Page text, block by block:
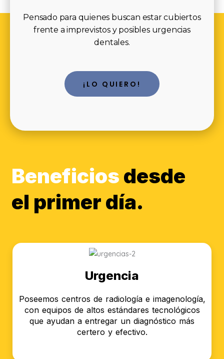
Pensado para quienes buscan estar cubiertos
frente a imprevistos y posibles urgencias
dentales.
¡LO QUIERO!
Beneficios desde
el primer día.
Urgencia
Poseemos centros de radiología e imagenología,
con equipos de altos estándares tecnológicos
que ayudan a entregar un diagnóstico más
certero y efectivo.